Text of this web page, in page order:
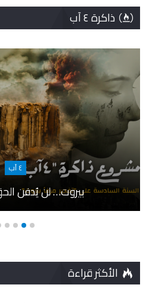
ذاكرة ٤ آب
٤ آب
بيروت… لن يُدفن
الأكثر قراءة